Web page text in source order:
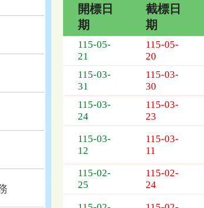
採
表，
位
為：
開標日
期
截標日
期
115-05-
21
115-05-
20
115-03-
31
115-03-
30
115-03-
24
115-03-
23
115-03-
12
115-03-
11
115-02-
25
115-02-
24